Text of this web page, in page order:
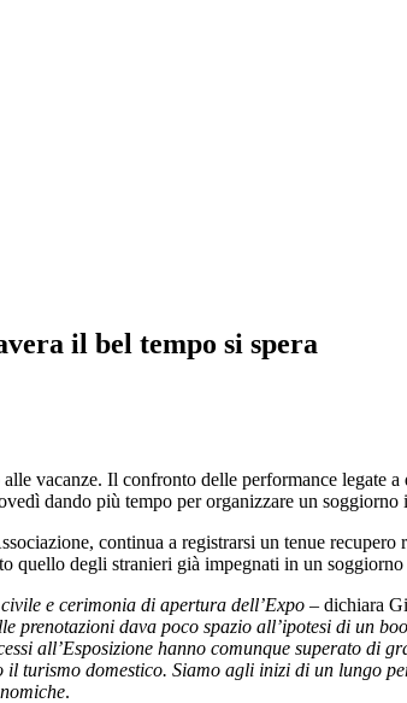
il bel tempo si spera
vacanze. Il confronto delle performance legate
dando più tempo per organizzare un soggiorno
continua a registrarsi un tenue
quello degli stranieri già impegnati in un
e cerimonia di apertura dell’Expo – dichiara
prenotazioni dava poco spazio all’ipotesi di un
all’Esposizione hanno comunque superato di
turismo domestico. Siamo agli inizi di un lungo
.